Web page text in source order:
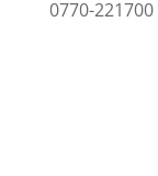
0770-221700